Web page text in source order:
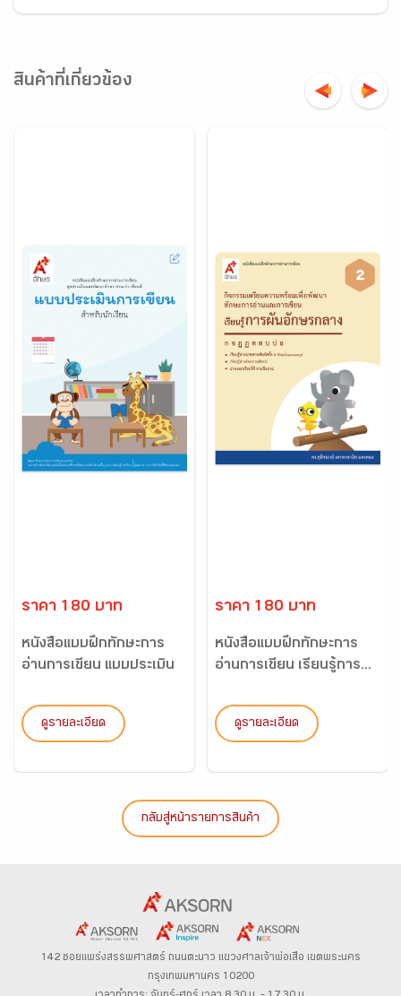
สินค้าที่เกี่ยวข้อง
ราคา 180 บาท
หนังสือแบบฝึกทักษะการ
อ่านการเขียน แบบประเมิน
ดูรายละเอียด
ราคา 180 บาท
หนังสือแบบฝึกทักษะการ
อ่านการเขียน เรียนรู้การ...
ดูรายละเอียด
กลับสู่หน้ารายการสินค้า
142 ซอยแพร่งสรรพศาสตร์ ถนนตะนาว แขวงศาลเจ้าพ่อเสือ เขตพระนคร
กรุงเทพมหานคร 10200